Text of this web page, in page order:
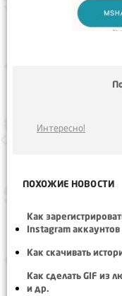
Интересно!
ПОХОЖИЕ НОВОСТИ
Как
Instagram аккаунтов
Как скачивать
Как сделать GIF из
и др.